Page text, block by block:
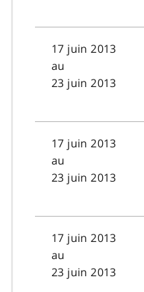
17 juin 2013
au
23 juin 2013
17 juin 2013
au
23 juin 2013
17 juin 2013
au
23 juin 2013